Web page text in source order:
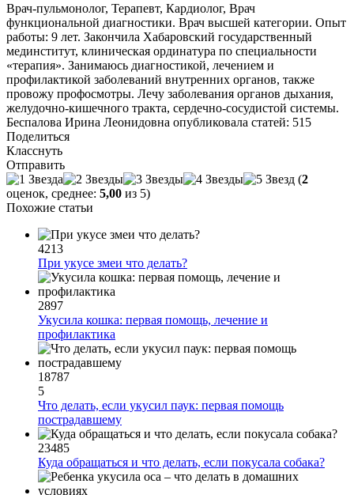
Врач-пульмонолог, Терапевт, Кардиолог, Врач
функциональной диагностики. Врач высшей категории. Опыт
работы: 9 лет. Закончила Хабаровский государственный
мединститут, клиническая ординатура по специальности
«терапия». Занимаюсь диагностикой, лечением и
профилактикой заболеваний внутренних органов, также
провожу профосмотры. Лечу заболевания органов дыхания,
желудочно-кишечного тракта, сердечно-сосудистой системы.
Беспалова Ирина Леонидовна опубликовала статей: 515
Поделиться
Класснуть
Отправить
(2
оценок, среднее: 5,00 из 5)
Похожие статьи
4213
При укусе змеи что делать?
2897
Укусила кошка: первая помощь, лечение и
профилактика
18787
5
Что делать, если укусил паук: первая помощь
пострадавшему
23485
Куда обращаться и что делать, если покусала собака?